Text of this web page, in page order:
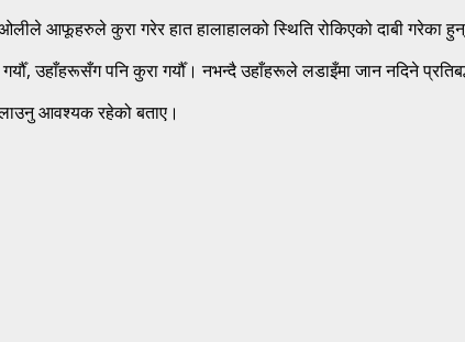
आफूहरुले कुरा गरेर हात हालाहालको स्थिति रोकिएको दाबी गरेका
उहाँहरूसँग पनि कुरा गर्यौँ। नभन्दै उहाँहरूले लडाइँमा जान नदिने
आवश्यक रहेको बताए।